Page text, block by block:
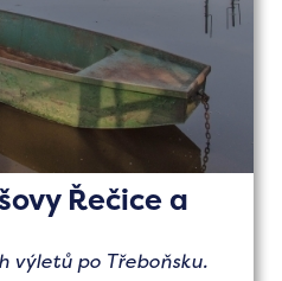
Řečice a
výletů po Třeboňsku.